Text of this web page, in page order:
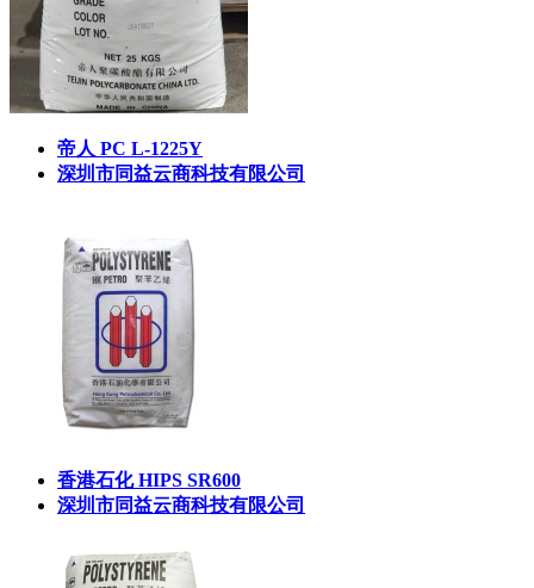
帝人 PC L-1225Y
深圳市同益云商科技有限公司
香港石化 HIPS SR600
深圳市同益云商科技有限公司